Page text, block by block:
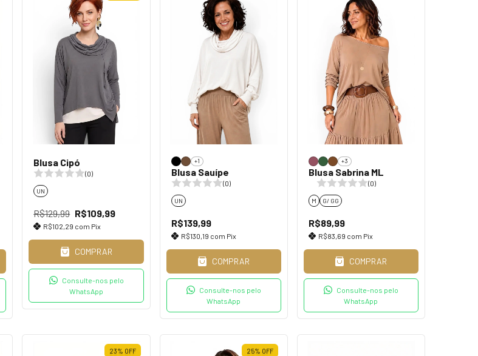
Blusa Cipó
(0)
UN
R$129,99 R$109,99
R$102,29 com Pix
COMPRAR
Consulte-nos pelo
WhatsApp
+1
Blusa Sauípe
(0)
UN
R$139,99
R$130,19 com Pix
COMPRAR
Consulte-nos pelo
WhatsApp
+3
Blusa Sabrina ML
(0)
M G/ GG
R$89,99
R$83,69 com Pix
COMPRAR
Consulte-nos pelo
WhatsApp
23% OFF 25% OFF